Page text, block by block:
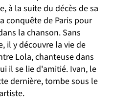
à la suite du décès de sa
conquête de Paris pour
la chanson. Sans
il y découvre la vie de
Lola, chanteuse dans
il se lie d'amitié. Ivan, le
dernière, tombe sous le